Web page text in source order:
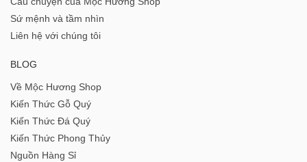
Sứ mệnh và tầm nhìn
Liên hệ với chúng tôi
BLOG
Về Mộc Hương Shop
Kiến Thức Gỗ Quý
Kiến Thức Đá Quý
Kiến Thức Phong Thủy
Nguồn Hàng Sỉ